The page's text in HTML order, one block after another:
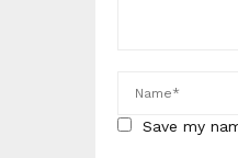
Save my